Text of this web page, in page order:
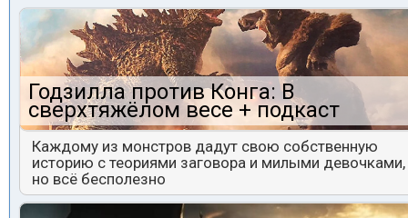
Годзилла против Конга: В
сверхтяжёлом весе + подкаст
Каждому из монстров дадут свою собственную
историю с теориями заговора и милыми девочками,
но всё бесполезно